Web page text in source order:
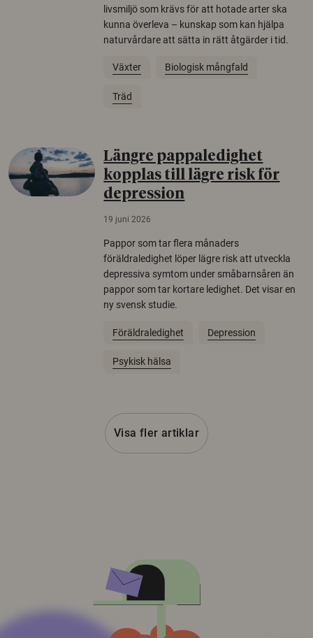
livsmiljö som krävs för att hotade arter ska
kunna överleva – kunskap som kan hjälpa
naturvårdare att sätta in rätt åtgärder i tid.
Växter Biologisk mångfald
Träd
Längre pappaledighet
kopplas till lägre risk för
depression
19 juni 2026
Pappor som tar flera månaders
föräldraledighet löper lägre risk att utveckla
depressiva symtom under småbarnsåren än
pappor som tar kortare ledighet. Det visar en
ny svensk studie.
Föräldraledighet Depression
Psykisk hälsa
Visa fler artiklar